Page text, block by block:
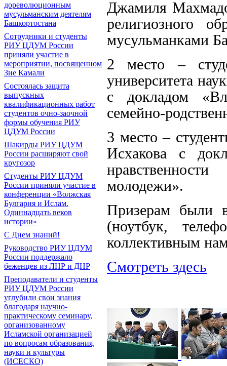
дореволюционным
мусульманским деятелям
Башкортостана
Сотрудники и студенты
РИУ ЦДУМ России
приняли участие в
мероприятии, посвященном
Зие Камали
Состоялась защита
выпускных
квалификационных работ
студентов очно-заочной
формы обучения РИУ
ЦДУМ России
Шакирды РИУ ЦДУМ
России расширяют свой
кругозор
Студенты РИУ ЦДУМ
России приняли участие в
конференции «Волжская
Булгария и Ислам.
Одиннадцать веков
истории»
С Днем знаний!
Руководство РИУ ЦДУМ
России поддержало
беженцев из ЛНР и ДНР
Преподаватели и студенты
РИУ ЦДУМ России
углубили свои знания
благодаря научно-
практическому семинару,
организованному
Исламской организацией
по вопросам образования,
науки и культуры
(ИСЕСКО)
Джамиля
религиозного
мусульманками
2 место –
университета
с докладом
семейно-
3 место –
Исхакова с
молодежи».
Призерам были
(ноутбук,
коллективным
Смотреть здесь